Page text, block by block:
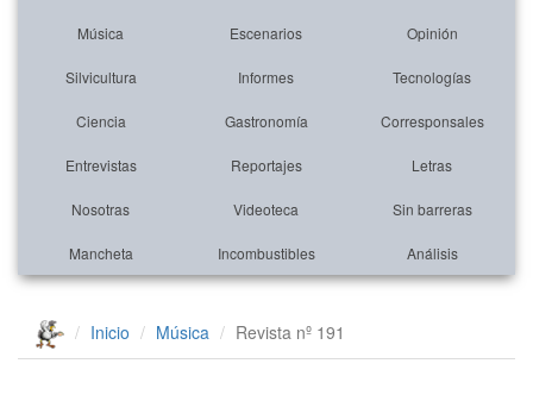
Música Escenarios Opinión
Silvicultura Informes Tecnologías
Ciencia Gastronomía Corresponsales
Entrevistas Reportajes Letras
Nosotras Videoteca Sin barreras
Mancheta Incombustibles Análisis
Inicio Música Revista nº 191